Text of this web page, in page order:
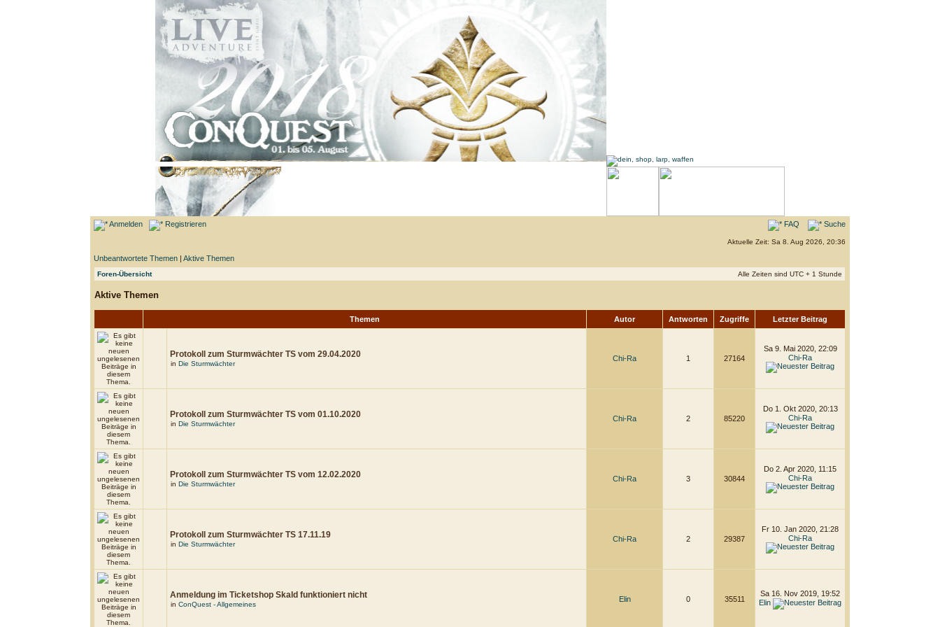
Anmelden Registrieren FAQ Suche
Aktuelle Zeit: Sa 8. Aug 2026, 20:36
Unbeantwortete Themen |Aktive Themen
Foren-Übersicht Alle Zeiten sind UTC + 1 Stunde
Aktive Themen
Themen Autor Antworten Zugriffe Letzter Beitrag
Protokoll zum Sturmwächter TS vom 29.04.2020
inDie Sturmwächter
Chi-Ra 1 27164
Sa 9. Mai 2020, 22:09
Chi-Ra
Protokoll zum Sturmwächter TS vom 01.10.2020
inDie Sturmwächter
Chi-Ra 2 85220
Do 1. Okt 2020, 20:13
Chi-Ra
Protokoll zum Sturmwächter TS vom 12.02.2020
inDie Sturmwächter
Chi-Ra 3 30844
Do 2. Apr 2020, 11:15
Chi-Ra
Protokoll zum Sturmwächter TS 17.11.19
inDie Sturmwächter
Chi-Ra 2 29387
Fr 10. Jan 2020, 21:28
Chi-Ra
Anmeldung im Ticketshop Skald funktioniert nicht
inConQuest - Allgemeines
Elin 0 35511
Sa 16. Nov 2019, 19:52
Elin